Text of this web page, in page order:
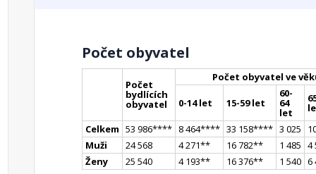
Počet obyvatel
Počet
bydlících
obyvatel
Počet obyvatel ve
0-14 let 15-59 let
60-
64
let
Celkem 53 986**** 8 464**** 33 158**** 3 025
Muži
24 568 4 271** 16 782** 1 485 4
Ženy
25 540 4 193** 16 376** 1 540 6